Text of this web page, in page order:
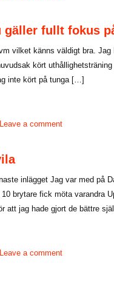
gäller fullt fokus
vilket känns väldigt bra.
kört
inte kört på tunga […]
Leave a comment
inlägget Jag var med på
brytare fick möta varandra
att jag hade gjort de bättre
Leave a comment